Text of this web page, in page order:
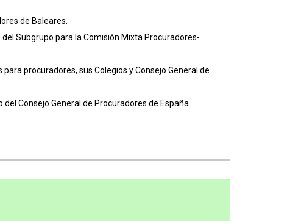
de Baleares.
Subgrupo para la Comisión Mixta Procuradores-
procuradores, sus Colegios y Consejo General de
Consejo General de Procuradores de España.